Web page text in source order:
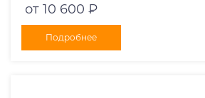
от 10 600 ₽
Подробнее